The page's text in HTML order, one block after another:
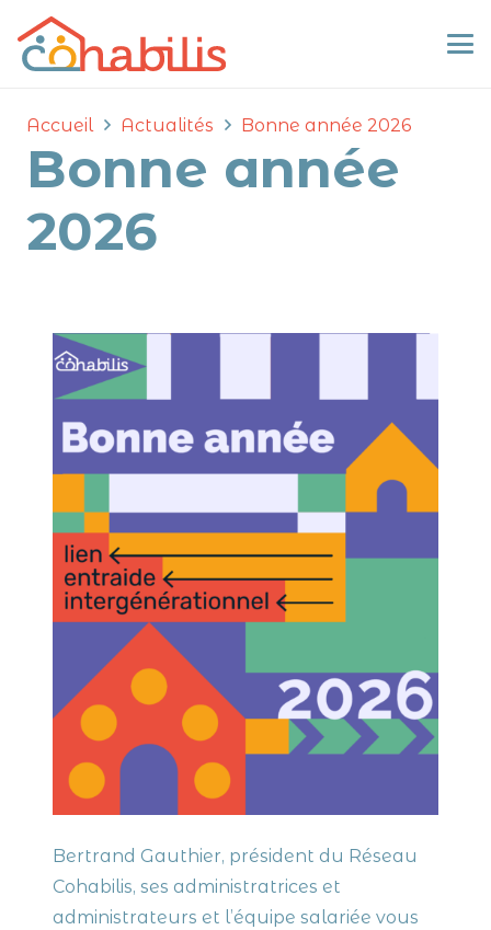
Accueil Actualités Bonne année 2026
Bonne année
2026
Bertrand Gauthier, président du Réseau
Cohabilis, ses administratrices et
administrateurs et l’équipe salariée vous